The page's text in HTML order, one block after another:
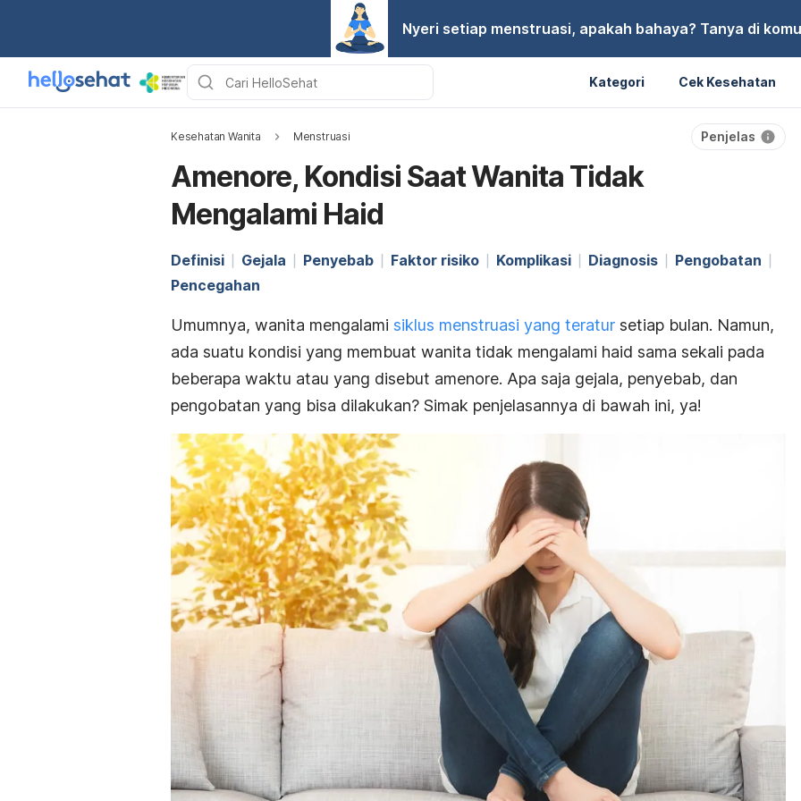
Nyeri setiap menstruasi, apakah bahaya? Tanya di
Kategori Cek Kesehatan
Kesehatan Wanita Menstruasi Penjelas
Amenore, Kondisi Saat Wanita Tidak
Mengalami Haid
Definisi Gejala Penyebab Faktor risiko Komplikasi Diagnosis
Pengobatan
Pencegahan
Umumnya, wanita mengalami siklus menstruasi yang teratur setiap bulan. Namun,
ada suatu kondisi yang membuat wanita tidak mengalami haid sama sekali pada
beberapa waktu atau yang disebut amenore. Apa saja gejala, penyebab, dan
pengobatan yang bisa dilakukan? Simak penjelasannya di bawah ini, ya!